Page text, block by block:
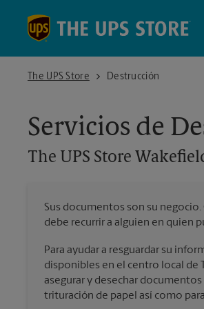
The UPS Store
The UPS Store Wakefield
Destrucción
Servicios de
The UPS Store
Sus documentos son su
debe recurrir a alguien en quien
Para ayudar a resguardar su
disponibles en el centro local de
asegurar y desechar
trituración de papel así como